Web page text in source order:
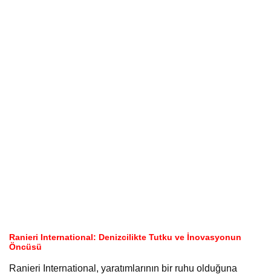
Ranieri International: Denizcilikte Tutku ve İnovasyonun
Öncüsü
Ranieri International, yaratımlarının bir ruhu olduğuna